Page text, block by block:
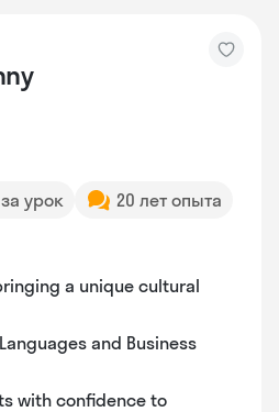
урок
20 лет опыта
a unique cultural
and Business
with confidence to